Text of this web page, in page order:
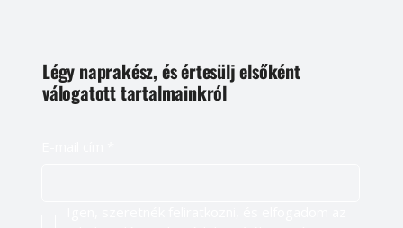
Légy naprakész, és értesülj elsőként
válogatott tartalmainkról